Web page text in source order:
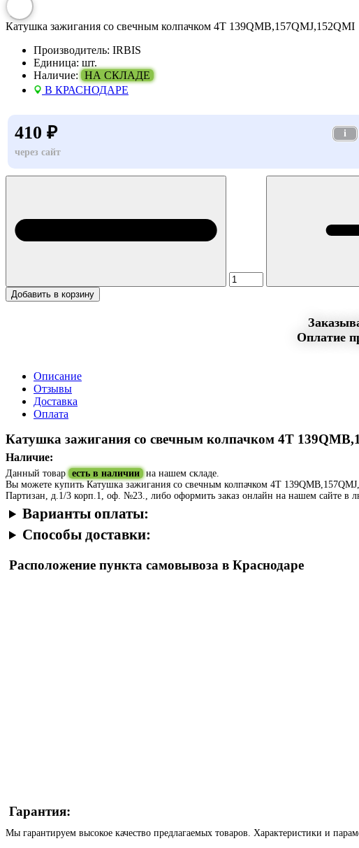
Катушка зажигания со свечным колпачком 4Т 139QMB,157QMJ,152QMI
Производитель: IRBIS
Единица: шт.
Наличие: НА СКЛАДЕ
В КРАСНОДАРЕ
410 ₽
i
через сайт
Добавить в корзину
Оплатие
Описание
Отзывы
Доставка
Оплата
Катушка зажигания со свечным колпачком 4Т
Наличие:
Данный товар есть в наличии на нашем складе.
Вы можете купить Катушка зажигания со свечным колпачком 4Т
Партизан, д.1/3 корп.1, оф. №23., либо оформить заказ онлайн на нашем сайте в
Варианты оплаты:
Способы доставки:
Расположение пункта самовывоза в Краснодаре
Гарантия:
Мы гарантируем высокое качество предлагаемых товаров. Характеристики и